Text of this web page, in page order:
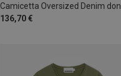
Camicetta Oversized Denim
136,70 €